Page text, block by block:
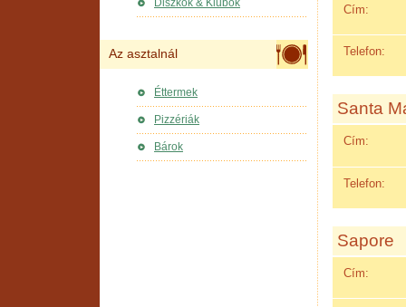
Cím:
Telefon:
Santa
Cím:
Telefon:
Sapore
Cím:
Diszkók & Klubok
Az asztalnál
Éttermek
Pizzériák
Bárok